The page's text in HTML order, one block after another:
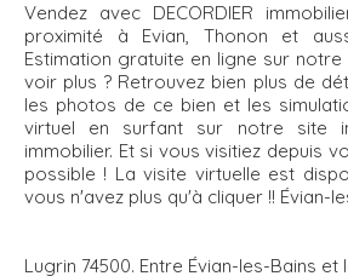
Vendez avec DECORDIER
proximité à Evian, Thonon et
Estimation gratuite en ligne sur notre
voir plus ? Retrouvez bien plus de
les photos de ce bien et les
virtuel en surfant sur notre site
immobilier. Et si vous visitiez depuis
possible ! La visite virtuelle est
vous n'avez plus qu'à cliquer !! Évian-
Lugrin 74500. Entre Évian-les-Bains